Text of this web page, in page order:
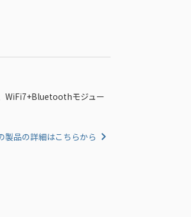
WiFi7+Bluetoothモジュー
製品の詳細はこちらから